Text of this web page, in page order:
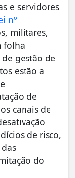
e servidores
nº
militares,
folha
gestão de
estão a
de
canais de
de risco,
do